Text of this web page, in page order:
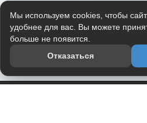
Мы используем cookies, чтобы
удобнее для вас. Вы можете
больше не появится.
Отказаться